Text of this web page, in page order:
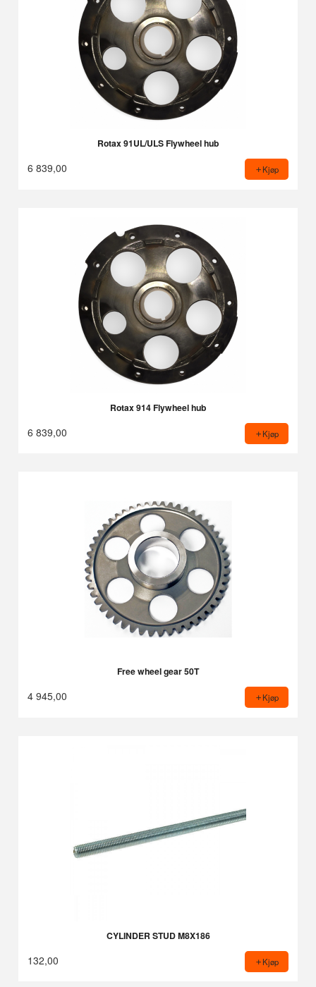
Rotax 91UL/ULS Flywheel hub
6 839,00 Kjøp
Rotax 914 Flywheel hub
6 839,00 Kjøp
Free wheel gear 50T
4 945,00 Kjøp
CYLINDER STUD M8X186
132,00 Kjøp